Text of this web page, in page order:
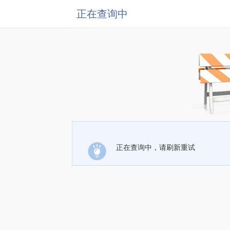
正在查询中
正在查询中，请刷新重试